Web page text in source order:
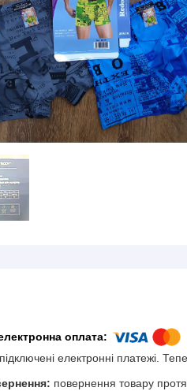
електронні платежі.
повернення товару